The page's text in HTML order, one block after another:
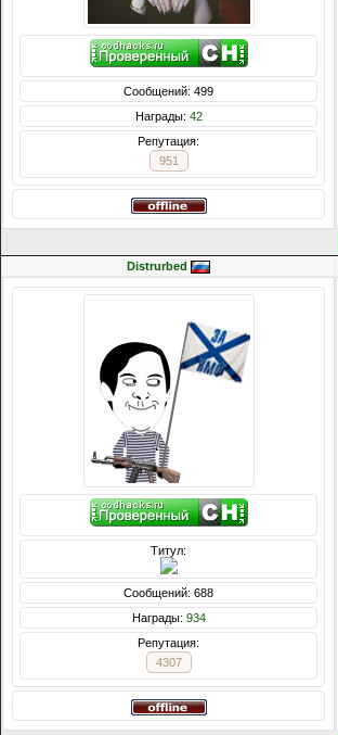
Сообщений: 499
Награды: 42
Репутация:
951
Distrurbed
Титул:
Сообщений: 688
Награды: 934
Репутация:
4307